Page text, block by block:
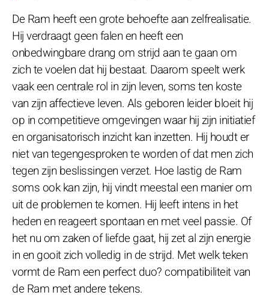
De Ram heeft een grote behoefte aan zelfrealisatie.
Hij verdraagt geen falen en heeft een
onbedwingbare drang om strijd aan te gaan om
zich te voelen dat hij bestaat. Daarom speelt werk
vaak een centrale rol in zijn leven, soms ten koste
van zijn affectieve leven. Als geboren leider bloeit hij
op in competitieve omgevingen waar hij zijn initiatief
en organisatorisch inzicht kan inzetten. Hij houdt er
niet van tegengesproken te worden of dat men zich
tegen zijn beslissingen verzet. Hoe lastig de Ram
soms ook kan zijn, hij vindt meestal een manier om
uit de problemen te komen. Hij leeft intens in het
heden en reageert spontaan en met veel passie. Of
het nu om zaken of liefde gaat, hij zet al zijn energie
in en gooit zich volledig in de strijd. Met welk teken
vormt de Ram een perfect duo? compatibiliteit van
de Ram met andere tekens.